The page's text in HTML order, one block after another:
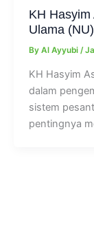
KH Hasyim
Ulama (NU)
By Al Ayyubi /
KH Hasyim
dalam
sistem
pentingnya